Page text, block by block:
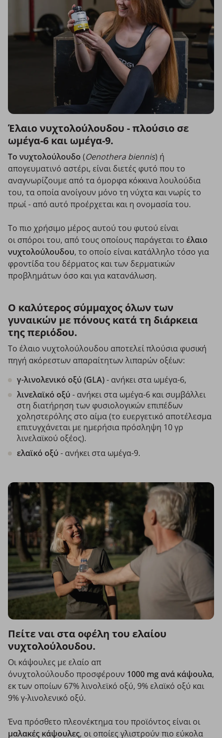
Έλαιο νυχτολούλουδου - πλούσιο σε
ωμέγα-6 και ωμέγα-9.
Το νυχτολούλουδο (Oenothera biennis) ή
απογευματινό αστέρι, είναι διετές φυτό που το
αναγνωρίζουμε από τα όμορφα κόκκινα λουλούδια
του, τα οποία ανοίγουν μόνο τη νύχτα και νωρίς το
πρωί - από αυτό προέρχεται και η ονομασία του.
Το πιο χρήσιμο μέρος αυτού του φυτού είναι
οι σπόροι του, από τους οποίους παράγεται το έλαιο
νυχτολούλουδου, το οποίο είναι κατάλληλο τόσο για
φροντίδα του δέρματος και των δερματικών
προβλημάτων όσο και για κατανάλωση.
Ο καλύτερος σύμμαχος όλων των
γυναικών με πόνους κατά τη διάρκεια
της περιόδου.
Το έλαιο νυχτολούλουδου αποτελεί πλούσια φυσική
πηγή ακόρεστων απαραίτητων λιπαρών οξέων:
γ-λινολενικό οξύ (GLA)- ανήκει στα ωμέγα-6,
λινελαϊκό οξύ - ανήκει στα ωμέγα-6 και συμβάλλει
στη διατήρηση των φυσιολογικών επιπέδων
χοληστερόλης στο αίμα (το ευεργετικό αποτέλεσμα
επιτυγχάνεται με ημερήσια πρόσληψη 10 γρ
λινελαϊκού οξέος).
ελαϊκό οξύ - ανήκει στα ωμέγα-9.
Πείτε ναι στα οφέλη του ελαίου
νυχτολούλουδου.
Οι κάψουλες με ελαίο απ
όνυχτολούλουδο προσφέρουν 1000 mg ανά κάψουλα,
εκ των οποίων 67% λινολεϊκό οξύ, 9% ελαϊκό οξύ και
9% γ-λινολενικό οξύ.
Ένα πρόσθετο πλεονέκτημα του προϊόντος είναι οι
μαλακές κάψουλες, οι οποίες γλιστρούν πιο εύκολα